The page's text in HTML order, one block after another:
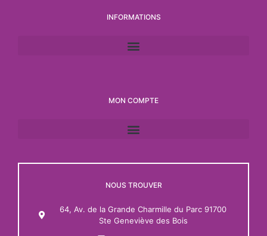
INFORMATIONS
MON COMPTE
NOUS TROUVER
64, Av. de la Grande Charmille du Parc 91700
Ste Geneviève des Bois